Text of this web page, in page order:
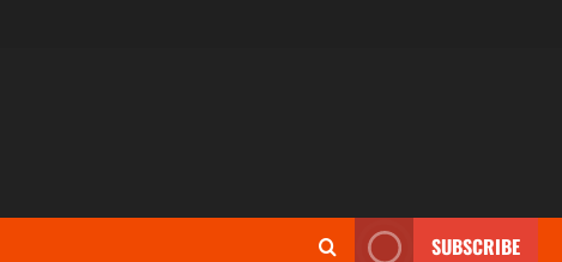
SUBSCRIBE